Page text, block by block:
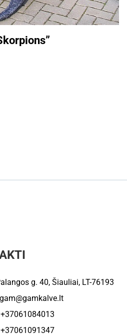
g. 40, Šiauliai, LT-76193
gam@gamkalve.lt